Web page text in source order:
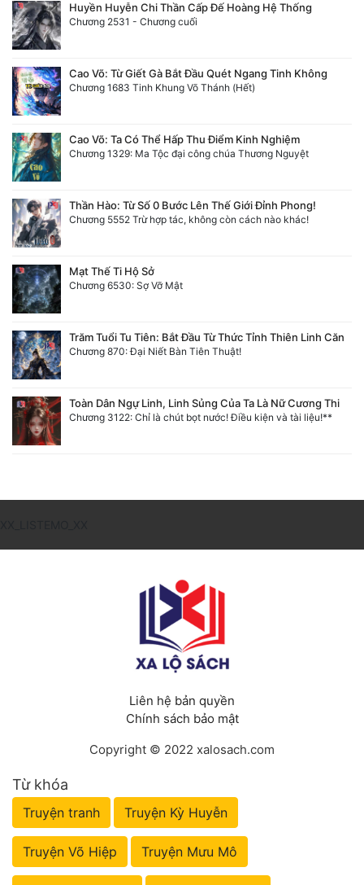
Huyền Huyễn Chi Thần Cấp Đế Hoàng Hệ Thống
Chương 2531 - Chương cuối
Cao Võ: Từ Giết Gà Bắt Đầu Quét Ngang Tinh Không
Chương 1683 Tinh Khung Võ Thánh (Hết)
Cao Võ: Ta Có Thể Hấp Thu Điểm Kinh Nghiệm
Chương 1329: Ma Tộc đại công chúa Thương Nguyệt
Thần Hào: Từ Số 0 Bước Lên Thế Giới Đỉnh Phong!
Chương 5552 Trừ hợp tác, không còn cách nào khác!
Mạt Thế Ti Hộ Sở
Chương 6530: Sợ Vỡ Mật
Trăm Tuổi Tu Tiên: Bắt Đầu Từ Thức Tỉnh Thiên Linh Căn
Chương 870: Đại Niết Bàn Tiên Thuật!
Toàn Dân Ngự Linh, Linh Sủng Của Ta Là Nữ Cương Thi
Chương 3122: Chỉ là chút bọt nước! Điều kiện và tài liệu!**
Liên hệ bản quyền
Chính sách bảo mật
Copyright © 2022 xalosach.com
Từ khóa
Truyện tranh Truyện Kỳ Huyễn
Truyện Võ Hiệp Truyện Mưu Mô